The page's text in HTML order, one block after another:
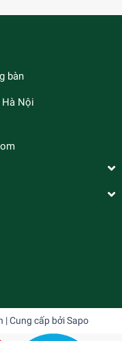
bàn
Hà Nội
| Cung cấp bởiSapo